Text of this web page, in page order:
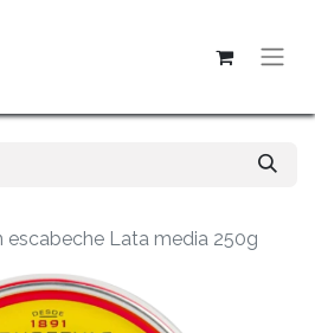
escabeche Lata media 250g